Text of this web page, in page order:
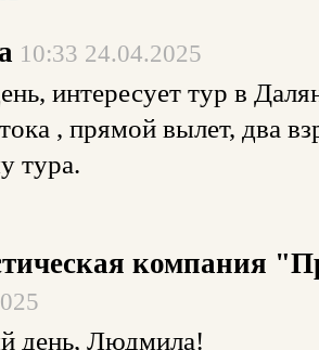
10:33 24.04.2025
интересует тур в
, прямой вылет, два
тура.
компания
день, Людмила!